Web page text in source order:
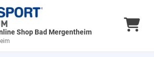
Shop Bad Mergentheim